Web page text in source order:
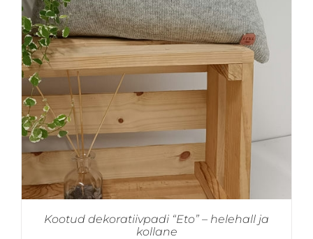
Kootud dekoratiivpadi “Eto” – helehall ja
kollane